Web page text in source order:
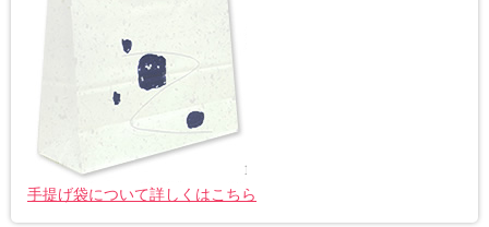
手提げ袋について詳しくはこちら